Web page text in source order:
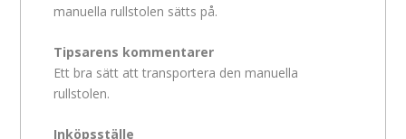
manuella rullstolen sätts på.
Tipsarens kommentarer
Ett bra sätt att transportera den manuella
rullstolen.
Inköpsställe